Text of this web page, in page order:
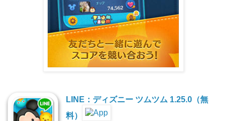
LINE：ディズニー ツムツム 1.25.0（無
料）